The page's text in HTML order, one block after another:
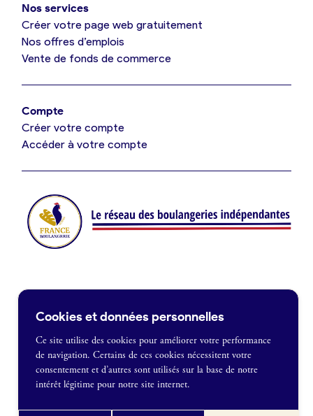
Je référence ma boulangerie (gratuit)
Offres d’emploi
Je suis fournisseur
Je crée mon compte
France Boulangerie
1 rue Alexandre Fleming
Nos services
Créer votre page web gratuitement
Nos offres d’emplois
Vente de fonds de commerce
Compte
Créer votre compte
Accéder à votre compte
Je souhaite être recontacté
Cookies et données personnelles
Ce site utilise des cookies pour améliorer votre performance
de navigation. Certains de ces cookies nécessitent votre
consentement et d’autres sont utilisés sur la base de notre
intérêt légitime pour notre site internet.